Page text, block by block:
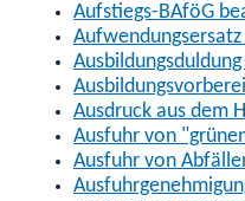
Aufstiegs-BAföG
Ausdruck aus dem
Ausfuhr von
Ausfuhr von